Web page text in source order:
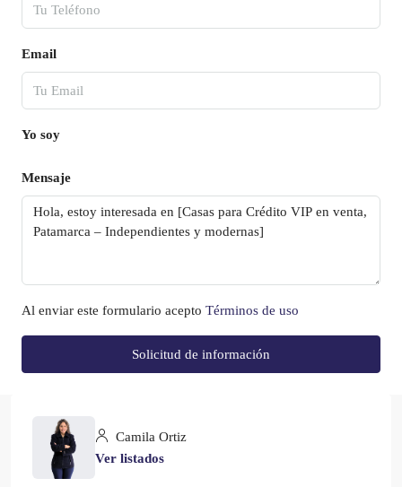
Email
Yo soy
Mensaje
Al enviar este formulario acepto Términos de uso
Solicitud de información
Camila Ortiz
Ver listados